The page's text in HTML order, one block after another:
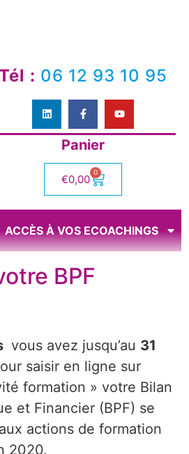
: 06 12 93 10 95
Panier
€0,00
0
ACCÈS À VOS ECOACHINGS
BPF
vous avez jusqu’au 31
saisir en ligne sur
formation » votre Bilan
et Financier (BPF) se
actions de formation
2020.